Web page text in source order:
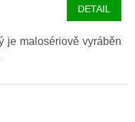
DETAIL
je malosériově vyráběn